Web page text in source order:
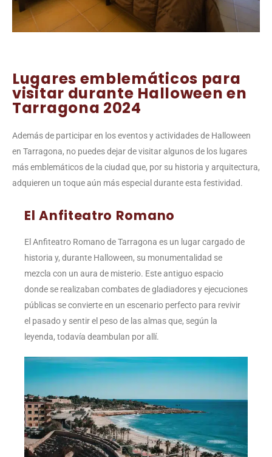
Lugares emblemáticos para
visitar durante Halloween en
Tarragona 2024
Además de participar en los eventos y actividades de Halloween
en Tarragona, no puedes dejar de visitar algunos de los lugares
más emblemáticos de la ciudad que, por su historia y arquitectura,
adquieren un toque aún más especial durante esta festividad.
El Anfiteatro Romano
El Anfiteatro Romano de Tarragona es un lugar cargado de
historia y, durante Halloween, su monumentalidad se
mezcla con un aura de misterio. Este antiguo espacio
donde se realizaban combates de gladiadores y ejecuciones
públicas se convierte en un escenario perfecto para revivir
el pasado y sentir el peso de las almas que, según la
leyenda, todavía deambulan por allí.